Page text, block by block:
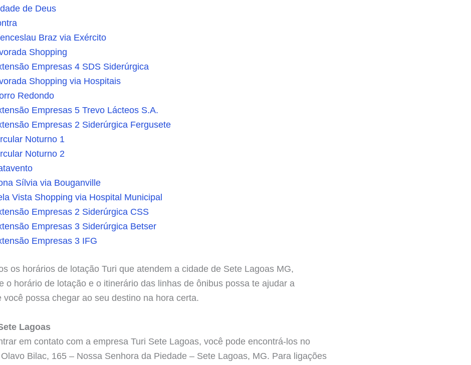
de Deus
Braz via Exército
Shopping
Empresas 4 SDS Siderúrgica
Shopping via Hospitais
Redondo
Empresas 5 Trevo Lácteos S.A.
Empresas 2 Siderúrgica Fergusete
Noturno 1
Noturno 2
Sílvia via Bouganville
Vista Shopping via Hospital Municipal
Empresas 2 Siderúrgica CSS
Empresas 3 Siderúrgica Betser
Empresas 3 IFG
os horários de lotação Turi que atendem a cidade de Sete Lagoas MG,
o horário de lotação e o itinerário das linhas de ônibus possa te ajudar a
você possa chegar ao seu destino na hora certa.
Lagoas
em contato com a empresa Turi Sete Lagoas, você pode encontrá-los no
Bilac, 165 – Nossa Senhora da Piedade – Sete Lagoas, MG. Para ligações